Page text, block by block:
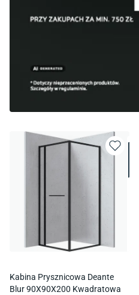
Kabina Prysznicowa Deante
Blur 90X90X200 Kwadratowa